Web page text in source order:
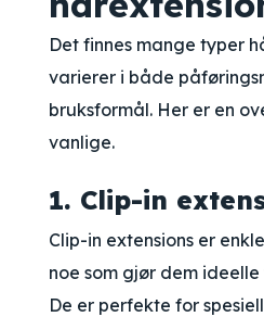
Det finnes mange typer
varierer i både
bruksformål. Her er en
vanlige.
1. Clip-in
Clip-in extensions er
noe som gjør dem
De er perfekte for